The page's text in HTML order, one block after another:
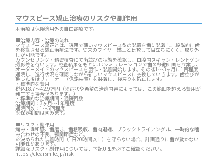
マウスピース矯正治療のリスクや副作用
本治療は保険適用外の自由診療です。
■治療内容・治療の流れ
マウスピース矯正とは、透明で薄いマウスピース型の装置を歯に装着し、段階的に歯
を移動させる矯正治療法です。従来のワイヤー矯正と比較して目立ちにくく、取り外
しが可能です。
カウンセリング・精密検査にて歯並びの状態を確認し、口腔内スキャン・レントゲン
撮影等を行います。検査結果をもとに3Dシミュレーションで歯の移動計画を立案し、
オーダーメイドのマウスピースを製作・装着開始します。その後1～3ヶ月に1回程度
通院し、進行状況を確認しながら新しいマウスピースに交換していきます。歯並びが
整った後はリテーナー（保定装置）を装着し、後戻りを防止します。
・標準的な費用
税込18.7～42.9万円（※症状や希望の治療内容によっては、この範囲を超える費用が
発生する場合があります。）
・標準的な治療期間・通院回数
治療期間：3ヶ月～1年程度
通院回数：1～5回程度
※保定期間は含みます。
■リスク・副作用
痛み・違和感、歯磨き、歯根吸収、歯肉退縮、ブラックトライアングル、一時的な噛
み合わせの不良、顎関節症など。
※決められた装着時間（1日20時間以上）を守らない場合、計画通りに歯が動かない
可能性があります。
詳細なリスク・副作用については、下記URLを必ずご確認ください。
https://clearsmile.jp/risk